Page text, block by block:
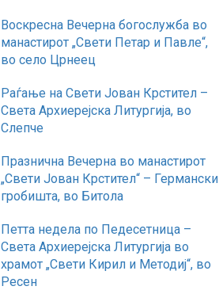
Воскресна Вечерна богослужба во
манастирот „Свети Петар и Павле“,
во село Црнеец
Раѓање на Свети Јован Крстител –
Света Архиерејска Литургија, во
Слепче
Празнична Вечерна во манастирот
„Свети Јован Крстител“ – Германски
гробишта, во Битола
Петта недела по Педесетница –
Света Архиерејска Литургија во
храмот „Свети Кирил и Методиј“, во
Ресен